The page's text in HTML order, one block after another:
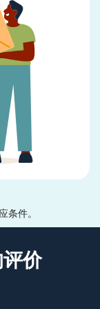
条件。
评价